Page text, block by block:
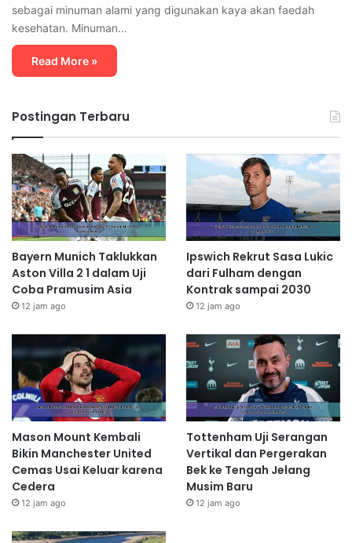
sebagai minuman alami yang digunakan kaya akan faedah
kesehatan. Minuman…
Read More »
Postingan Terbaru
Bayern Munich Taklukkan
Aston Villa 2 1 dalam Uji
Coba Pramusim Asia
12 jam ago
Ipswich Rekrut Sasa Lukic
dari Fulham dengan
Kontrak sampai 2030
12 jam ago
Mason Mount Kembali
Bikin Manchester United
Cemas Usai Keluar karena
Cedera
12 jam ago
Tottenham Uji Serangan
Vertikal dan Pergerakan
Bek ke Tengah Jelang
Musim Baru
12 jam ago